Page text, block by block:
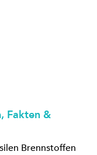
Fakten &
Brennstoffen